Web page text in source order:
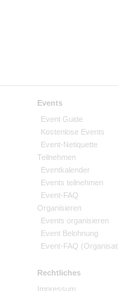
Events
Event Guide
Kostenlose Events
Event-Netiquette
Teilnehmen
Eventkalender
Events teilnehmen
Event-FAQ
Organisieren
Events organisieren
Event Belohnung
Event-FAQ
Rechtliches
Impressum